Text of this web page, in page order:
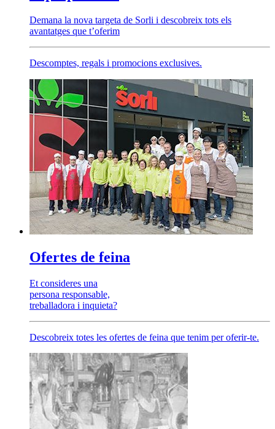
Demana la nova targeta de Sorli i descobreix tots els
avantatges que t’oferim
Descomptes, regals i promocions exclusives.
Ofertes de feina
Et consideres una
persona responsable,
treballadora i inquieta?
Descobreix totes les ofertes de feina que tenim per oferir-te.